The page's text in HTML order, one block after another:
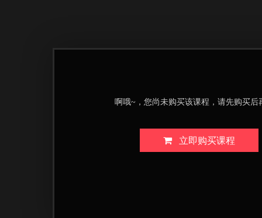
啊哦~，您尚未购买该课程，请先购买后
立即购买课程